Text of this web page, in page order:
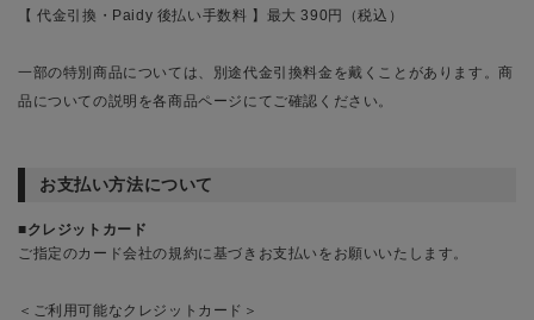
【 代金引換・Paidy 後払い手数料 】最大 390円（税込）
一部の特別商品については、別途代金引換料金を戴くことがあります。商
品についての説明を各商品ページにてご確認ください。
お支払い方法について
クレジットカード
ご指定のカード会社の規約に基づきお支払いをお願いいたします。
＜ご利用可能なクレジットカード＞